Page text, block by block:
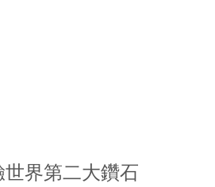
世界第二大鑽石